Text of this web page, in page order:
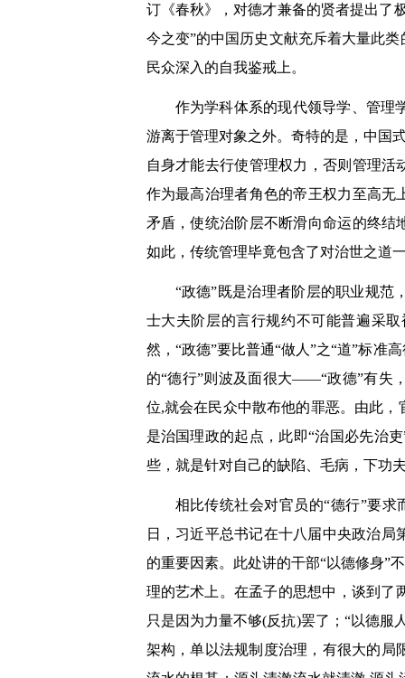
订《春秋》，对德才兼备的贤者提出了
今之变”的中国历史文献充斥着大量此
民众深入的自我鉴戒上。
作为学科体系的现代领导学、管理
游离于管理对象之外。奇特的是，中国
自身才能去行使管理权力，否则管理
作为最高治理者角色的帝王权力至高无
矛盾，使统治阶层不断滑向命运的终结
如此，传统管理毕竟包含了对治世之道
“政德”既是治理者阶层的职业规范
士大夫阶层的言行规约不可能普遍采
然，“政德”要比普通“做人”之“道”标准
的“德行”则波及面很大——“政德”有失
位,就会在民众中散布他的罪恶。由此
是治国理政的起点，此即“治国必先治
些，就是针对自己的缺陷、毛病，下功
相比传统社会对官员的“德行”要
日，习近平总书记在十八届中央政治
的重要因素。此处讲的干部“以德修身”
理的艺术上。在孟子的思想中，谈到了
只是因为力量不够(反抗)罢了；“以德
架构，单以法规制度治理，有很大的局